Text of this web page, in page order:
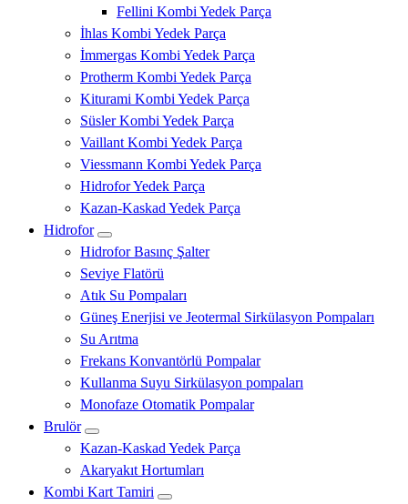
Fellini Kombi Yedek Parça
İhlas Kombi Yedek Parça
İmmergas Kombi Yedek Parça
Protherm Kombi Yedek Parça
Kiturami Kombi Yedek Parça
Süsler Kombi Yedek Parça
Vaillant Kombi Yedek Parça
Viessmann Kombi Yedek Parça
Hidrofor Yedek Parça
Kazan-Kaskad Yedek Parça
Hidrofor
Hidrofor Basınç Şalter
Seviye Flatörü
Atık Su Pompaları
Güneş Enerjisi ve Jeotermal Sirkülasyon Pompaları
Su Arıtma
Frekans Konvantörlü Pompalar
Kullanma Suyu Sirkülasyon pompaları
Monofaze Otomatik Pompalar
Brulör
Kazan-Kaskad Yedek Parça
Akaryakıt Hortumları
Kombi Kart Tamiri